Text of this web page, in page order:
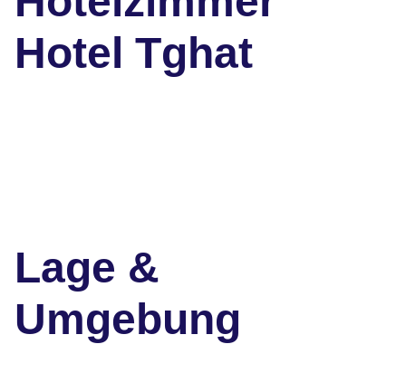
Hotel Tghat
Lage &
Umgebung